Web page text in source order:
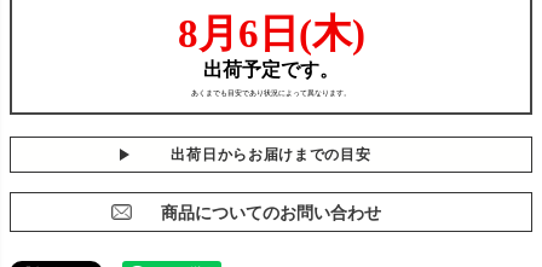
出荷日からお届けまでの目安
商品についてのお問い合わせ